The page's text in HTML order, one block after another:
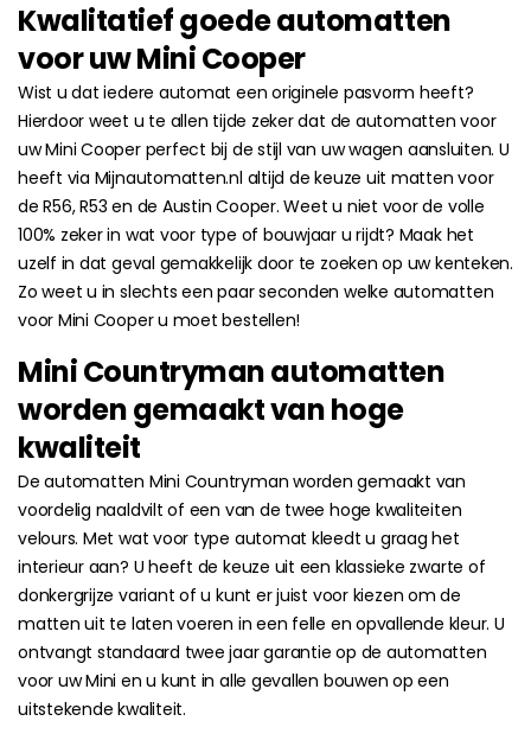
Kwalitatief goede automatten
voor uw Mini Cooper
Wist u dat iedere automat een originele pasvorm heeft?
Hierdoor weet u te allen tijde zeker dat de automatten voor
uw Mini Cooper perfect bij de stijl van uw wagen aansluiten. U
heeft via Mijnautomatten.nl altijd de keuze uit matten voor
de R56, R53 en de Austin Cooper. Weet u niet voor de volle
100% zeker in wat voor type of bouwjaar u rijdt? Maak het
uzelf in dat geval gemakkelijk door te zoeken op uw kenteken.
Zo weet u in slechts een paar seconden welke automatten
voor Mini Cooper u moet bestellen!
Mini Countryman automatten
worden gemaakt van hoge
kwaliteit
De automatten Mini Countryman worden gemaakt van
voordelig naaldvilt of een van de twee hoge kwaliteiten
velours. Met wat voor type automat kleedt u graag het
interieur aan? U heeft de keuze uit een klassieke zwarte of
donkergrijze variant of u kunt er juist voor kiezen om de
matten uit te laten voeren in een felle en opvallende kleur. U
ontvangt standaard twee jaar garantie op de automatten
voor uw Mini en u kunt in alle gevallen bouwen op een
uitstekende kwaliteit.